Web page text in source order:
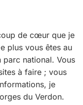
de cœur que je
plus vous êtes au
national. Vous
à faire ; vous
je
du Verdon.